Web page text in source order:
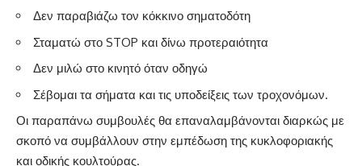
Δεν παραβιάζω τον κόκκινο σηματοδότη
Σταματώ στο STOP και δίνω προτεραιότητα
Δεν μιλώ στο κινητό όταν οδηγώ
Σέβομαι τα σήματα και τις υποδείξεις των τροχονόμων.
Οι παραπάνω συμβουλές θα επαναλαμβάνονται διαρκώς με
σκοπό να συμβάλλουν στην εμπέδωση της κυκλοφοριακής
και οδικής κουλτούρας.